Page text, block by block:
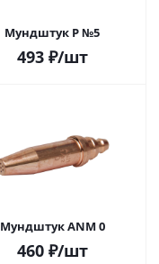
Мундштук P №5
493₽/шт
Мундштук ANM 0
460₽/шт